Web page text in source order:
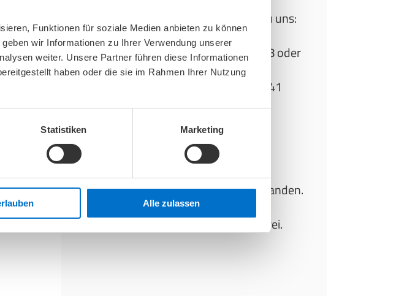
Funktionen für soziale Medien anbieten zu können
wir Informationen zu Ihrer Verwendung unserer
weiter. Unsere Partner führen diese Informationen
haben oder die sie im Rahmen Ihrer Nutzung
Statistiken Marketing
Alle zulassen
gelangen Sie auf folgenden Wegen zu uns:
● Mit den Bussen 106, 184, 204, 248 oder
M46
● Mit den S-Bahnen S2, S25, S26, S41
oder S42
Steigen Sie dazu an der Haltestelle „S
Südkreuz Bhf/Ostseite (Berlin)“ aus.
An dieser Filiale sind Parkplätze vorhanden.
Dieses Gesundheitshaus ist barrierefrei.